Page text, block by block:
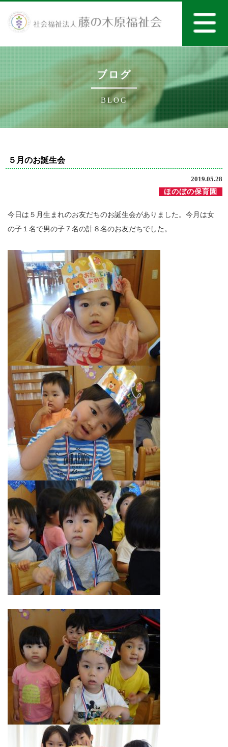
ブログ
BLOG
５月のお誕生会
2019.05.28
ほのぼの保育園
今日は５月生まれのお友だちのお誕生会がありました。今月は女
の子１名で男の子７名の計８名のお友だちでした。